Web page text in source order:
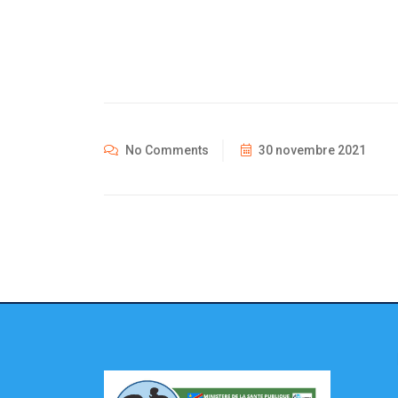
No Comments 30 novembre 2021